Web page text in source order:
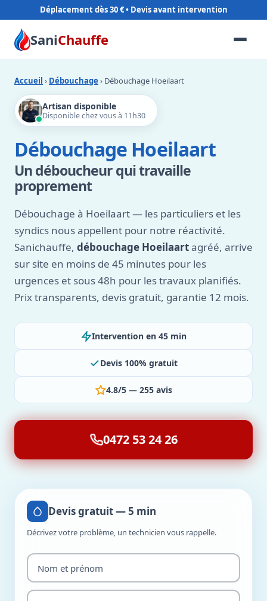
Déplacement dès 30 €
SaniChauffe
Accueil › Débouchage › Débouchage Hoeilaart
Artisan disponible
Disponible chez vous à 11h30
Débouchage Hoeilaart
Un déboucheur qui travaille
proprement
Débouchage à Hoeilaart — les particuliers et les
syndics nous appellent pour notre réactivité.
Sanichauffe, débouchage Hoeilaartagréé, arrive
sur site en moins de 45 minutes pour les
urgences et sous 48h pour les travaux planifiés.
Prix transparents, devis gratuit, garantie 12 mois.
Intervention en 45 min
Devis 100% gratuit
4.8/5 — 255 avis
0472 53 24 26
Devis gratuit — 5 min
Décrivez votre problème, un technicien vous rappelle.